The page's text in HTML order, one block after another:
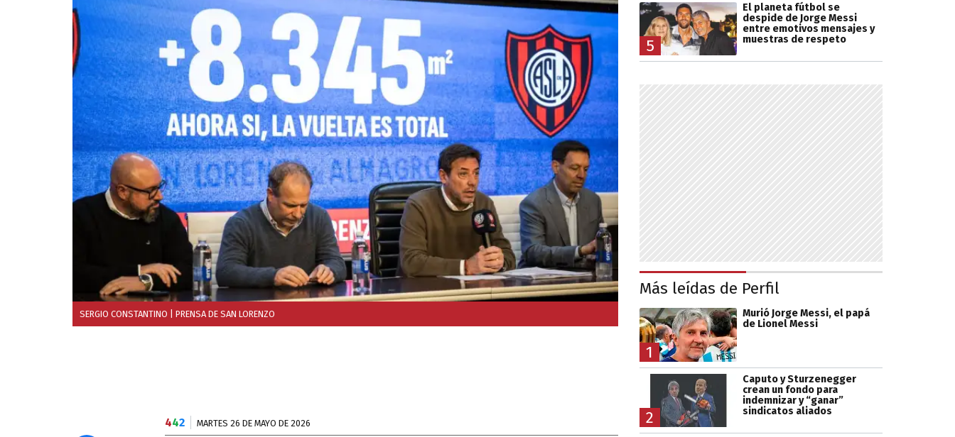
SERGIO CONSTANTINO | PRENSA DE SAN LORENZO
442 MARTES 26 DE MAYO DE 2026
5
El planeta fútbol se
despide de Jorge Messi
entre emotivos mensajes y
muestras de respeto
Más leídas de Perfil
1
Murió Jorge Messi, el papá
de Lionel Messi
2
Caputo y Sturzenegger
crean un fondo para
indemnizar y “ganar”
sindicatos aliados